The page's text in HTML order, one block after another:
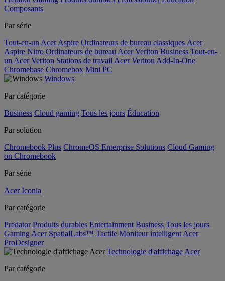
Composants
Par série
Tout-en-un Acer Aspire Ordinateurs de bureau classiques Acer
Aspire Nitro Ordinateurs de bureau Acer Veriton Business Tout-en-
un Acer Veriton Stations de travail Acer Veriton Add-In-One
Chromebase Chromebox Mini PC
Windows
Par catégorie
Business Cloud gaming Tous les jours Éducation
Par solution
Chromebook Plus ChromeOS Enterprise Solutions Cloud Gaming
on Chromebook
Par série
Acer Iconia
Par catégorie
Predator Produits durables Entertainment Business Tous les jours
Gaming Acer SpatialLabs™ Tactile Moniteur intelligent Acer
ProDesigner
Technologie d'affichage Acer
Par catégorie